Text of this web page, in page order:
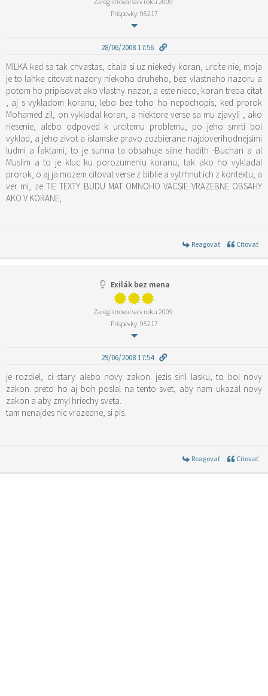
Príspevky: 95217
28/06/2008 17:56
MILKA ked sa tak chvastas, citala si uz niekedy koran, urcite nie, moja
je to lahke citovat nazory niekoho druheho, bez vlastneho nazoru a
potom ho pripisovat ako vlastny nazor, a este nieco, koran treba citat
, aj s vykladom koranu, lebo bez toho ho nepochopis, ked prorok
Mohamed zil, on vykladal koran, a niektore verse sa mu zjavyli , ako
riesenie, alebo odpoved k urcitemu problemu, po jeho smrti bol
vyklad, a jeho zivot a islamske pravo zozbierane najdoverihodnejsimi
ludmi a faktami, to je sunna ta obsahuje silne hadith -Buchari a al
Muslim a to je kluc ku porozumeniu koranu, tak ako ho vykladal
prorok, o aj ja mozem citovat verse z biblie a vytrhnut ich z kontextu, a
ver mi, ze TIE TEXTY BUDU MAT OMNOHO VACSIE VRAZEBNE OBSAHY
AKO V KORANE,
Reagovať Citovať
Exilák bez mena
Zaregistroval sa v roku 2009
Príspevky: 95217
29/06/2008 17:54
je rozdiel, ci stary alebo novy zakon. jezis siril lasku, to bol novy
zakon. preto ho aj boh poslal na tento svet, aby nam ukazal novy
zakon a aby zmyl hriechy sveta.
tam nenajdes nic vrazedne, si pis.
Reagovať Citovať